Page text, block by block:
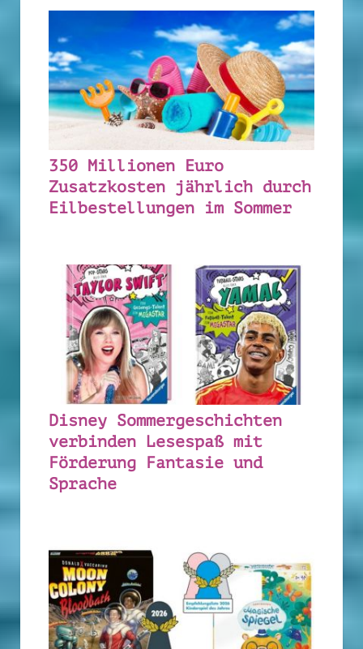
350 Millionen Euro
Zusatzkosten jährlich durch
Eilbestellungen im Sommer
Disney Sommergeschichten
verbinden Lesespaß mit
Förderung Fantasie und
Sprache